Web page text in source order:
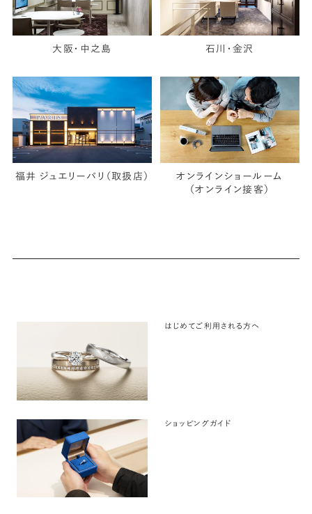
大阪・中之島 石川・金沢
福井 ジュエリーパリ（取扱店）
オンラインショールーム
（オンライン接客）
はじめてご利用される方へ
ショッピングガイド